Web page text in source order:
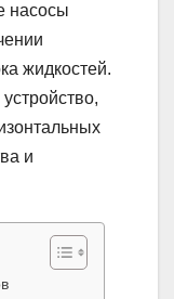
насосы
жидкостей.
и